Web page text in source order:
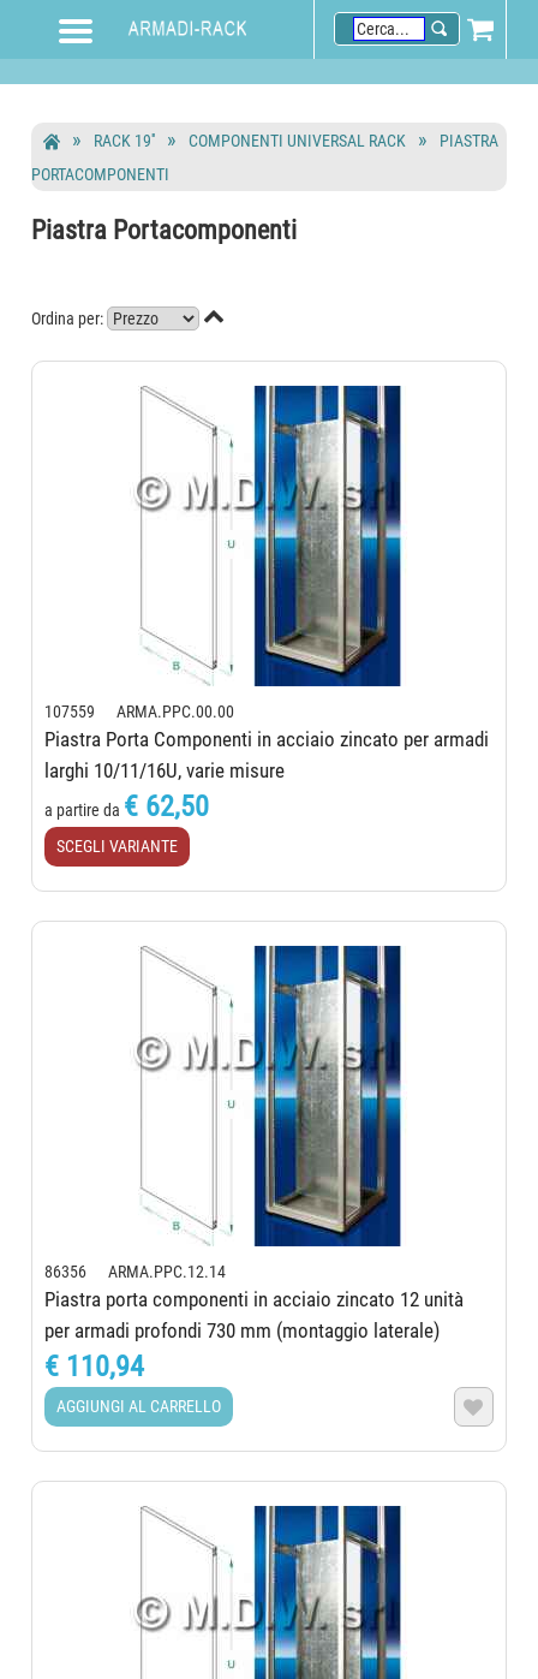
RACK 19'' COMPONENTI UNIVERSAL RACK
PIASTRA
PORTACOMPONENTI
Piastra Portacomponenti
Ordina per: 
107559 ARMA.PPC.00.00
Piastra Porta Componenti in acciaio zincato per armadi
larghi 10/11/16U, varie misure
a partire da € 62,50
SCEGLI VARIANTE
86356 ARMA.PPC.12.14
Piastra porta componenti in acciaio zincato 12 unità
per armadi profondi 730 mm (montaggio laterale)
€ 110,94
AGGIUNGI AL CARRELLO 